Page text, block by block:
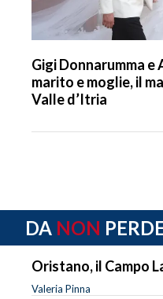
Gigi Donnarumma
marito e moglie, il
Valle d’Itria
DA NON
Oristano, il Campo
Valeria Pinna